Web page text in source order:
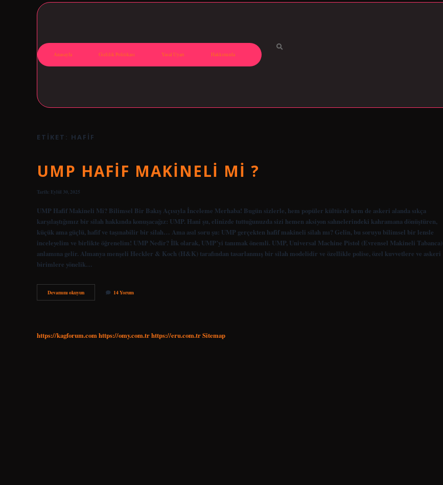
Anasayfa Gizlilik Politikası Yasal Uyarı Hakkımızda
ETIKET: HAFIF
UMP HAFIF MAKINELI MI ?
Tarih: Eylül 30, 2025
UMP Hafif Makineli Mi? Bilimsel Bir Bakış Açısıyla İnceleme Merhaba! Bugün sizlerle, hem popüler kültürde hem de askeri alanda sıkça
karşılaştığımız bir silah hakkında konuşacağız: UMP. Hani şu, elinizde tuttuğunuzda sizi hemen aksiyon sahnelerindeki kahramana dönüştüren,
küçük ama güçlü, hafif ve taşınabilir bir silah… Ama asıl soru şu: UMP gerçekten hafif makineli silah mı? Gelin, bu soruyu bilimsel bir lensle
inceleyelim ve birlikte öğrenelim! UMP Nedir? İlk olarak, UMP’yi tanımak önemli. UMP, Universal Machine Pistol (Evrensel Makineli Tabanca)
anlamına gelir. Almanya menşeli Heckler & Koch (H&K) tarafından tasarlanmış bir silah modelidir ve özellikle polise, özel kuvvetlere ve askeri
birimlere yönelik…
Devamını okuyunUMP
hafif
14 Yorum
https://kagforum.comhttps://omy.com.trhttps://eru.com.trSitemap